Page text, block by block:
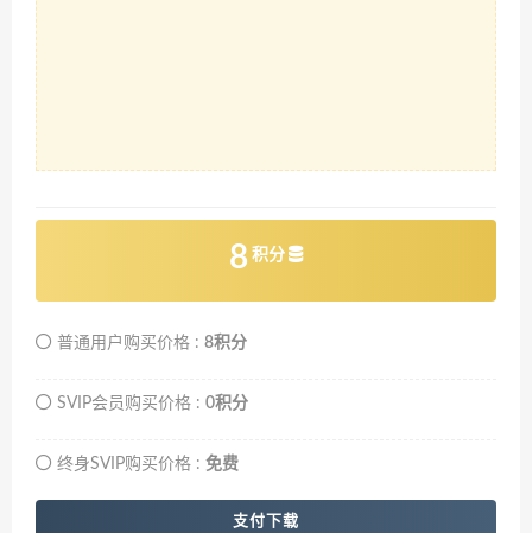
8 积分
普通用户购买价格 : 8积分
SVIP会员购买价格 : 0积分
终身SVIP购买价格 : 免费
支付下载